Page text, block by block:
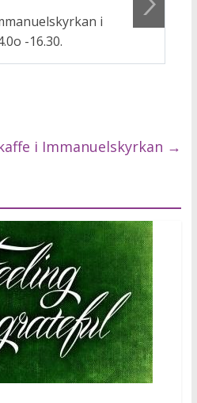
i
-16.30.
i Immanuelskyrkan →